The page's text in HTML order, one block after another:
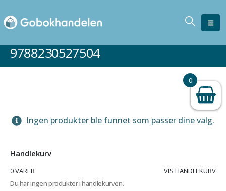
9788230527504
Ingen produkter ble funnet som passer dine valg.
Handlekurv
0 VARER
VIS HANDLEKURV
Du har ingen produkter i handlekurven.
0